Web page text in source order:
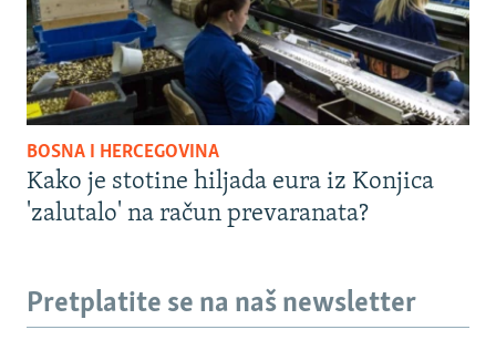
BOSNA I HERCEGOVINA
Kako je stotine hiljada eura iz Konjica
'zalutalo' na račun prevaranata?
Pretplatite se na naš newsletter